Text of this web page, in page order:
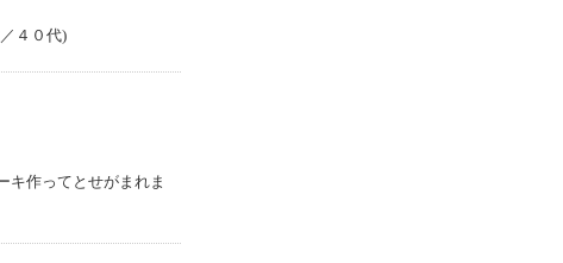
４０代)
キ作ってとせがまれま